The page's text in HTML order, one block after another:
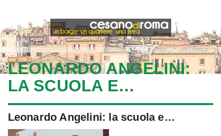
LEONARDO ANGELINI:
LA SCUOLA E…
Leonardo Angelini: la scuola e…